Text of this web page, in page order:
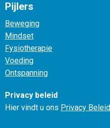
Pijlers
Beweging
Mindset
Fysiotherapie
Voeding
Ontspanning
Privacy beleid
Hier vindt u ons Privacy Beleid